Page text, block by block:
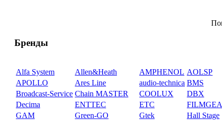
Бренды
Alfa System Allen&Heath AMPHENOL AOLSP
APOLLO
Ares Line audio-technica BMS
Broadcast-Service Chain MASTER COOLUX
DBX
Decima
ENTTEC ETC
GAM
Green-GO Gtek Hall Stage